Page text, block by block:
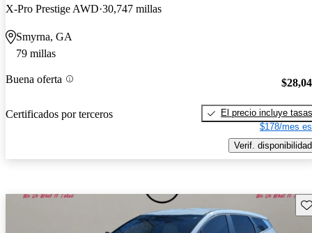
X-Pro Prestige AWD 30,747 millas
Smyrna, GA
79 millas
Buena oferta
Certificados por terceros
El precio incluye tasas
$178/mes
Verif. disponibilidad